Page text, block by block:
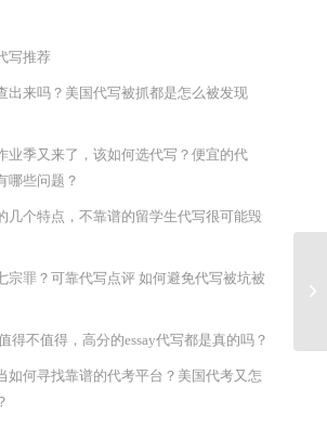
写推荐
出来吗？美国代写被抓都是怎么被发现
业季又来了，该如何选代写？便宜的代
哪些问题？
几个特点，不靠谱的留学生代写很可能毁
宗罪？可靠代写点评 如何避免代写被坑被
得不值得，高分的essay代写都是真的吗？
如何寻找靠谱的代考平台？美国代考又怎